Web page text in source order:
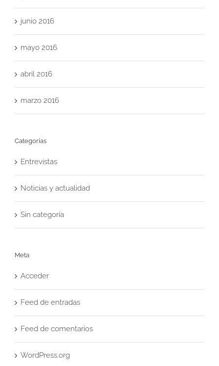
junio 2016
mayo 2016
abril 2016
marzo 2016
Categorías
Entrevistas
Noticias y actualidad
Sin categoría
Meta
Acceder
Feed de entradas
Feed de comentarios
WordPress.org